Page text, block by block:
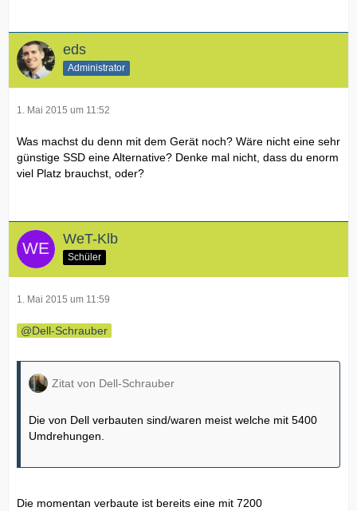
eds
Administrator
1. Mai 2015 um 11:52
Was machst du denn mit dem Gerät noch? Wäre nicht eine sehr
günstige SSD eine Alternative? Denke mal nicht, dass du enorm
viel Platz brauchst, oder?
WeT-Klb
Schüler
1. Mai 2015 um 11:59
Dell-Schrauber
Zitat von Dell-Schrauber
Die von Dell verbauten sind/waren meist welche mit 5400
Umdrehungen.
Die momentan verbaute ist bereits eine mit 7200